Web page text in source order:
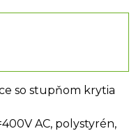
so stupňom krytia
AC, polystyrén,